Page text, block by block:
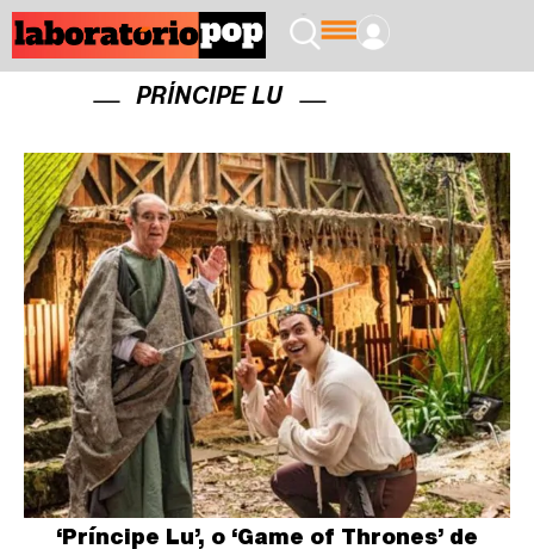
PRÍNCIPE LU
‘Príncipe Lu’, o ‘Game of Thrones’ de